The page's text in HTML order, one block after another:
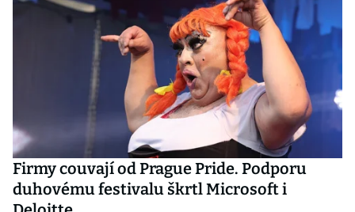
Firmy couvají od Prague Pride. Podporu
duhovému festivalu škrtl Microsoft i